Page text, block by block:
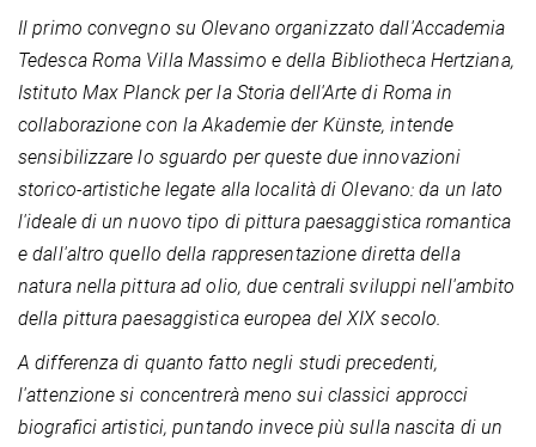
Il primo convegno su Olevano organizzato dall'Accademia
Tedesca Roma Villa Massimo e della Bibliotheca Hertziana,
Istituto Max Planck per la Storia dell'Arte di Roma in
collaborazione con la Akademie der Künste, intende
sensibilizzare lo sguardo per queste due innovazioni
storico-artistiche legate alla località di Olevano: da un lato
l'ideale di un nuovo tipo di pittura paesaggistica romantica
e dall'altro quello della rappresentazione diretta della
natura nella pittura ad olio, due centrali sviluppi nell'ambito
della pittura paesaggistica europea del XIX secolo.
A differenza di quanto fatto negli studi precedenti,
l'attenzione si concentrerà meno sui classici approcci
biografici artistici, puntando invece più sulla nascita di un